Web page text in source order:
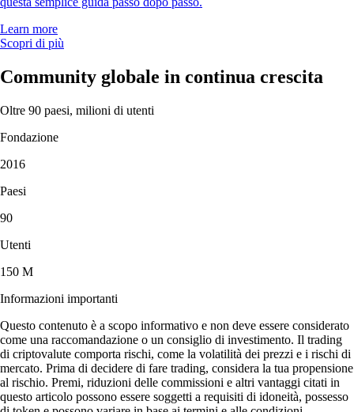
Learn more
Scopri di più
Community globale in continua crescita
Oltre 90 paesi, milioni di utenti
Fondazione
2016
Paesi
90
Utenti
150 M
Informazioni importanti
Questo contenuto è a scopo informativo e non deve essere considerato
come una raccomandazione o un consiglio di investimento. Il trading
di criptovalute comporta rischi, come la volatilità dei prezzi e i rischi di
mercato. Prima di decidere di fare trading, considera la tua propensione
al rischio. Premi, riduzioni delle commissioni e altri vantaggi citati in
questo articolo possono essere soggetti a requisiti di idoneità, possesso